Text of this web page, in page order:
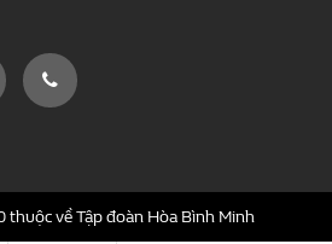
thuộc về Tập đoàn Hòa Bình Minh